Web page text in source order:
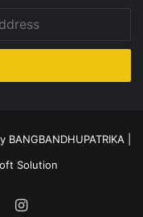
|
Solution
Instagram